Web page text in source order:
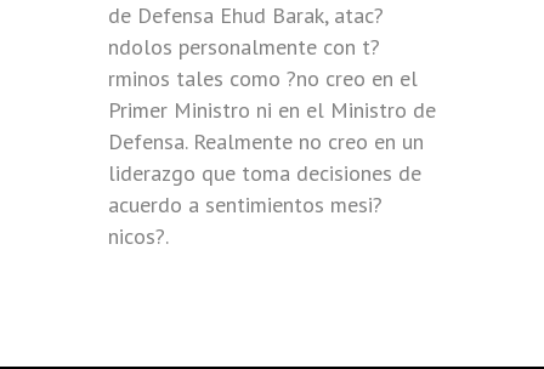
de Defensa Ehud Barak, atac?
ndolos personalmente con t?
rminos tales como ?no creo en el
Primer Ministro ni en el Ministro de
Defensa. Realmente no creo en un
liderazgo que toma decisiones de
acuerdo a sentimientos mesi?
nicos?.